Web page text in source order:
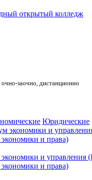
открытый колледж
заочно, дистанционно
Юридические
и управления
и права)